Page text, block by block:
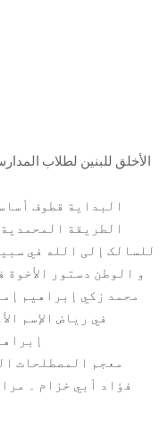
الأخلق للبنين لطلاب
البداية قطوف
الطريقة
للسالک إلی الله في
و الوطن دستور
محمد زکي إبراهيم
في رياض الإسم
معجم المصطلحات
فٶاد أبي خزام ۔